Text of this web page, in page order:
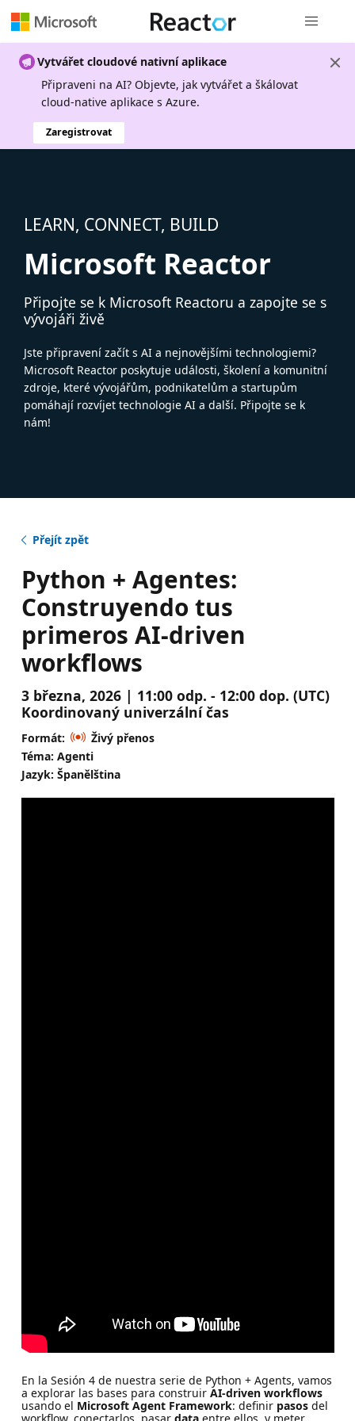
Vytvářet cloudové nativní aplikace
Připraveni na AI? Objevte, jak vytvářet a škálovat
cloud-native aplikace s Azure.
Zaregistrovat
LEARN, CONNECT, BUILD
Microsoft Reactor
Připojte se k Microsoft Reactoru a zapojte se s
vývojáři živě
Jste připravení začít s AI a nejnovějšími technologiemi?
Microsoft Reactor poskytuje události, školení a komunitní
zdroje, které vývojářům, podnikatelům a startupům
pomáhají rozvíjet technologie AI a další. Připojte se k
nám!
Přejít zpět
Python + Agentes:
Construyendo tus
primeros AI-driven
workflows
3 března, 2026 | 11:00 odp. - 12:00 dop. (UTC)
Koordinovaný univerzální čas
Formát:
Živý přenos
Téma: Agenti
Jazyk: Španělština
En la Sesión 4 de nuestra serie de Python + Agents, vamos
a explorar las bases para construir AI-driven workflows
usando el Microsoft Agent Framework: definir pasosdel
workflow, conectarlos, pasar dataentre ellos, y meter